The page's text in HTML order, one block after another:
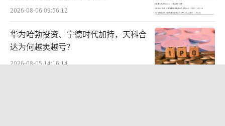
·三是重复收费。脊髓神经根松解、椎板
切除减压是椎间融合器植入植骨融合术的过程
性操作，相关费用已含在“椎间融合器植入植
骨融合术”价格中，不得额外收取。但该院开
2026-08-06 09:56:12
华为哈勃投资、宁德时代加持，天科合
达为何越卖越亏？
2026-08-05 14:16:14